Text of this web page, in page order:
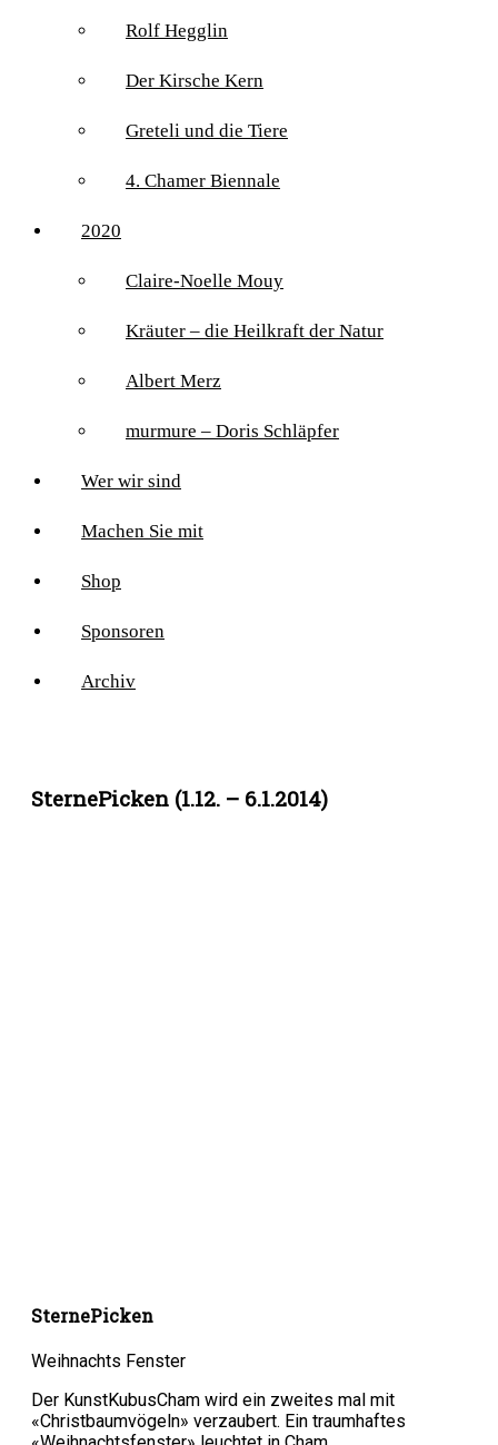
Rolf Hegglin
Der Kirsche Kern
Greteli und die Tiere
4. Chamer Biennale
2020
Claire-Noelle Mouy
Kräuter – die Heilkraft der Natur
Albert Merz
murmure – Doris Schläpfer
Wer wir sind
Machen Sie mit
Shop
Sponsoren
Archiv
SternePicken (1.12. – 6.1.2014)
SternePicken
Weihnachts Fenster
Der KunstKubusCham wird ein zweites mal mit
«Christbaumvögeln» verzaubert. Ein traumhaftes